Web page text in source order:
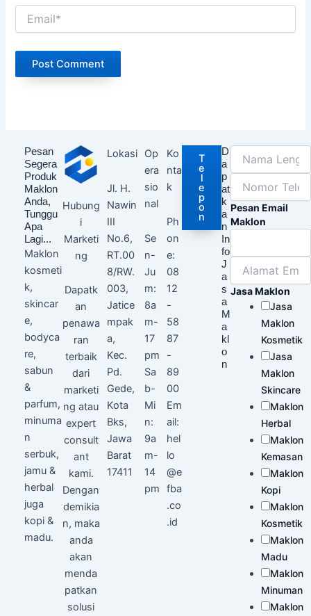
Email*
Pesan
Segera
Produk
Maklon
Anda,
Tunggu
Apa
Lagi...
Maklon
kosmeti
k,
skincar
e,
bodyca
re,
sabun
&
parfum,
minuma
n
serbuk,
jamu &
herbal
juga
kopi &
madu.
Hubung
i
Marketi
ng
Dapatk
an
penawa
ran
terbaik
dari
marketi
ng atau
expert
consult
ant
kami.
Dengan
demikia
n, maka
anda
akan
menda
patkan
solusi
Lokasi
Jl. H.
Nawin
III
No.6,
RT.00
8/RW.
003,
Jatice
mpak
a,
Kec.
Pd.
Gede,
Kota
Bks,
Jawa
Barat
17411
Op
era
sio
nal
Se
n-
Ju
m:
8a
m-
17
pm
Sa
b-
Mi
n:
9a
m-
14
pm
Ko
nta
k
Ph
on
e:
08
12
-
58
87
-
89
00
Em
ail:
hel
lo
@e
fba
.co
.id
T
e
l
e
p
o
n
D
a
p
at
k
a
n
In
fo
J
a
s
a
M
a
kl
o
n
Pesan Email
Maklon
Jasa Maklon
Jasa
Maklon
Kosmetik
Jasa
Maklon
Skincare
Maklon
Herbal
Maklon
Kemasan
Maklon
Kopi
Maklon
Kosmetik
Maklon
Madu
Maklon
Minuman
Maklon